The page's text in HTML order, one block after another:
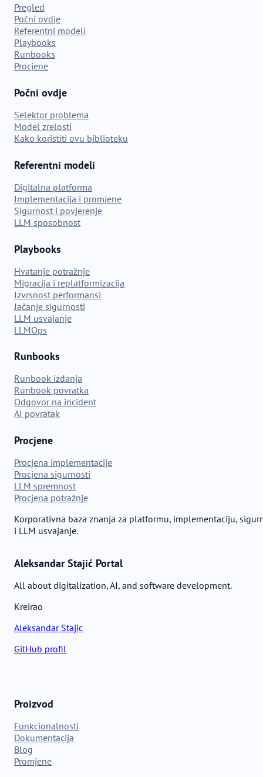
Pregled
Počni ovdje
Referentni modeli
Playbooks
Runbooks
Procjene
Počni ovdje
Selektor problema
Model zrelosti
Kako koristiti ovu biblioteku
Referentni modeli
Digitalna platforma
Implementacija i promjene
Sigurnost i povjerenje
LLM sposobnost
Playbooks
Hvatanje potražnje
Migracija i replatformizacija
Izvrsnost performansi
Jačanje sigurnosti
LLM usvajanje
LLMOps
Runbooks
Runbook izdanja
Runbook povratka
Odgovor na incident
AI povratak
Procjene
Procjena implementacije
Procjena sigurnosti
LLM spremnost
Procjena potražnje
Korporativna baza znanja za platformu, implementaciju,
i LLM usvajanje.
Aleksandar Stajić Portal
All about digitalization, AI, and software development.
Kreirao
Aleksandar Stajic
GitHub profil
Proizvod
Funkcionalnosti
Dokumentacija
Blog
Promjene